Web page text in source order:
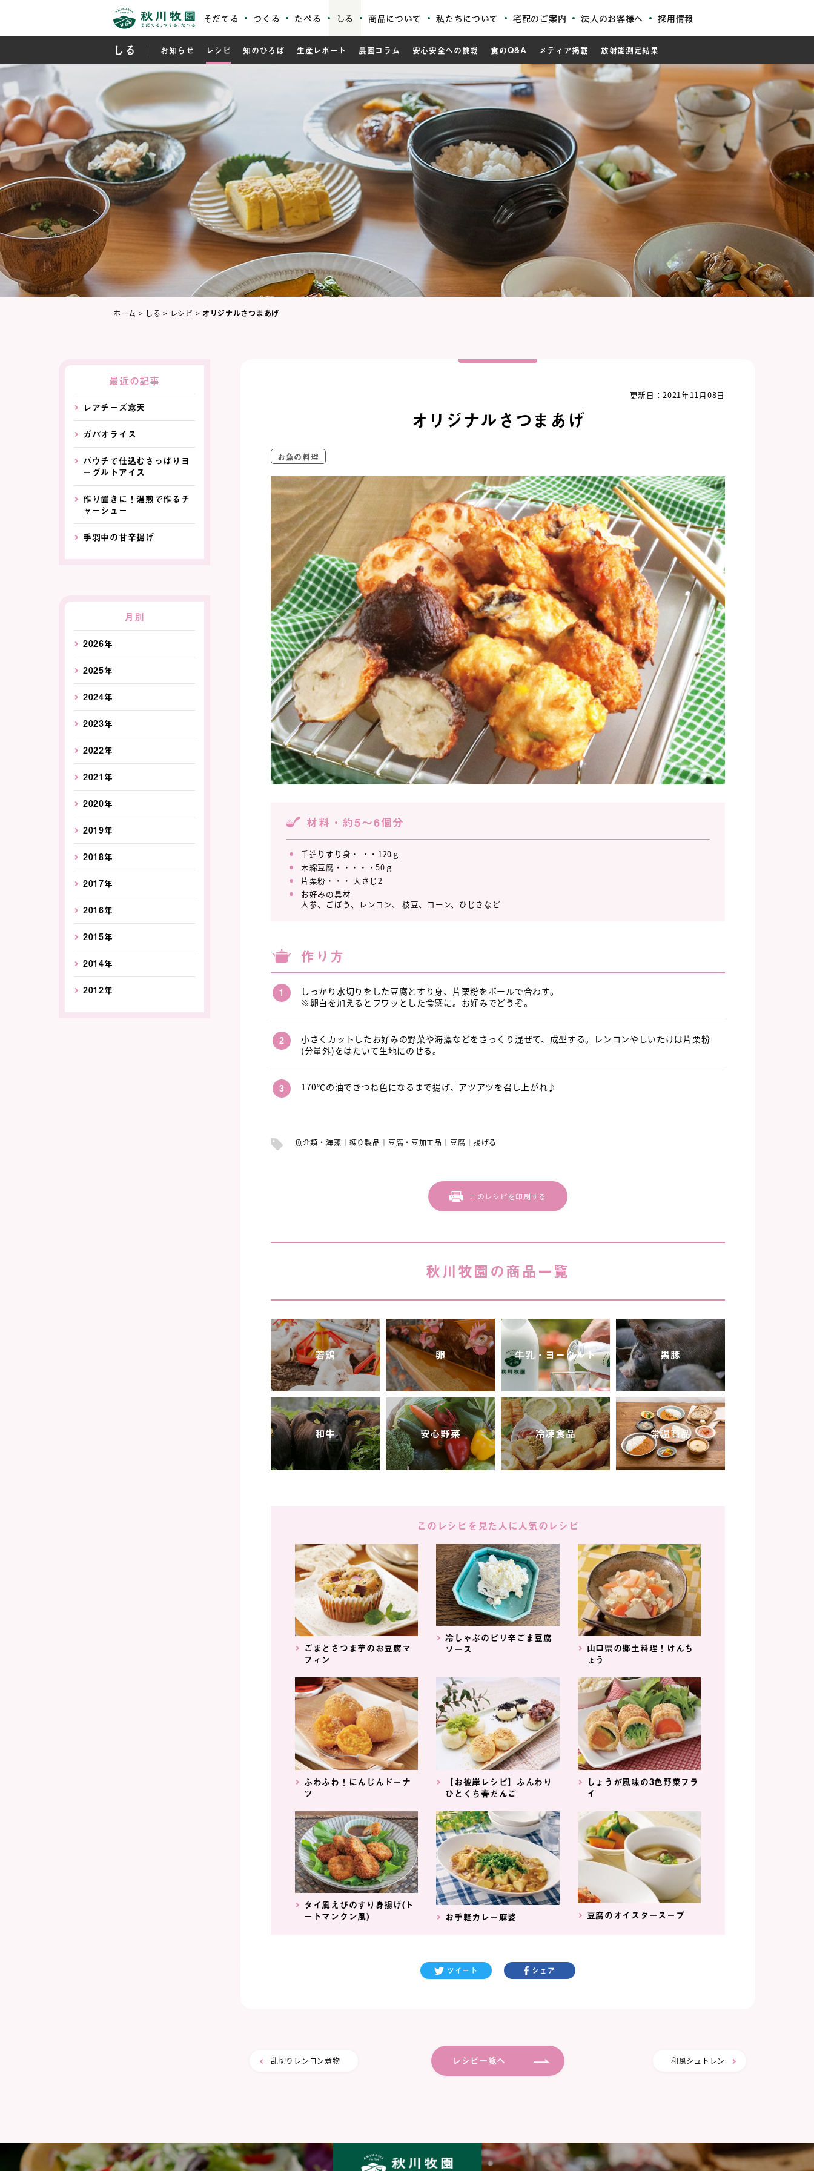
そだてる つくる たべる しる 商品について 私たちについて 宅配のご案内 法人のお客様へ 採用情報
しる お知らせ レシピ 知のひろば 生産レポート 農園コラム 安心安全への挑戦 食のQ&A メディア掲載 放射能測定結果
ホーム > しる > レシピ > オリジナルさつまあげ
更新日：2021年11月08日
オリジナルさつまあげ
お魚の料理
材料・約5～6個分
手造りすり身・ ・・120ｇ
木綿豆腐・・・・・50ｇ
片栗粉・・・ 大さじ2
お好みの具材
人参、ごぼう、レンコン、 枝豆、コーン、ひじきなど
作り方
しっかり水切りをした豆腐とすり身、片栗粉をボールで合わす。
※卵白を加えるとフワッとした食感に。お好みでどうぞ。
小さくカットしたお好みの野菜や海藻などをさっくり混ぜて、成型する。レンコンやしいたけは片栗粉
(分量外)をはたいて生地にのせる。
170℃の油できつね色になるまで揚げ、アツアツを召し上がれ♪
魚介類・海藻 練り製品 豆腐・豆加工品 豆腐 揚げる
このレシピを印刷する
秋川牧園の商品一覧
若鶏 卵 牛乳・ヨーグルト 黒豚
和牛 安心野菜 冷凍食品 常温商品
このレシピを見た人に人気のレシピ
ごまとさつま芋のお豆腐マ
フィン
冷しゃぶのピリ辛ごま豆腐
ソース
山口県の郷土料理！けんち
ょう
ふわふわ！にんじんドーナ
ツ
【お彼岸レシピ】ふんわり
ひとくち春だんご
しょうが風味の3色野菜フラ
イ
タイ風えびのすり身揚げ(ト
ートマンクン風)
お手軽カレー麻婆 豆腐のオイスタースープ
ツイート シェア
乱切りレンコン煮物 和風シュトレン
レシピ一覧へ
最近の記事
レアチーズ寒天
ガパオライス
パウチで仕込むさっぱりヨ
ーグルトアイス
作り置きに！湯煎で作るチ
ャーシュー
手羽中の甘辛揚げ
月別
2026年
2025年
2024年
2023年
2022年
2021年
2020年
2019年
2018年
2017年
2016年
2015年
2014年
2012年